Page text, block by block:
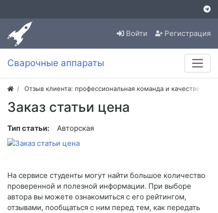
Войти Регистрация
Сварочные аппараты
Отзыв клиента: профессиональная команда и
Заказ статьи цена
Тип статьи: Авторская
На сервисе студенты могут найти большое количество
проверенной и полезной информации. При выборе
автора вы можете ознакомиться с его рейтингом,
отзывами, пообщаться с ним перед тем, как передать